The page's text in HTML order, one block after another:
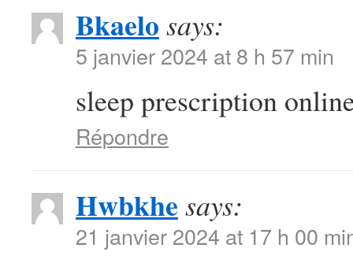
Bkaelo says:
5 janvier 2024 at 8 h 57 min
sleep prescription
Répondre
Hwbkhe says:
21 janvier 2024 at 17 h 00